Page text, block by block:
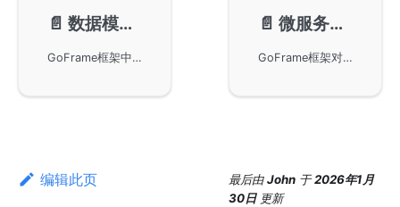
📄️ 数据模型与业务模型
GoFrame框架中的数据模型与业务模型，包括MySQL、Redis等数据库的数据模型，以及用于接口交互的输入/输出模型。详细讲述业务输入/输出模型的定义和使用，特别介绍特殊的业务模型DO与ORM组件集成，简化DAO数据访问操作。
📄️ 微服务大仓管理模式
GoFrame框架对微服务-单仓管理模式的支持，详细描述如何在这种模式下进行代码开发和服务协作。讨论了单仓管理的优缺点，以及如何通过划分仓库职责、管理代码可见性、统一镜像仓库等方法优化微服务协作。同时，提供了相关的框架指令，帮助开发者更高效地管理和部署微服务项目。
编辑此页 最后由John 于2026年1月
30日 更新